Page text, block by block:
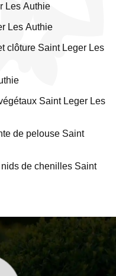
Les Authie
Les Authie
clôture Saint Leger Les
Saint Leger Les
de pelouse Saint
de chenilles Saint